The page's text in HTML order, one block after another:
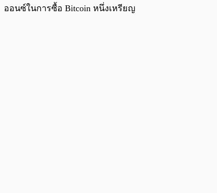
ออนซ์ในการซื้อ Bitcoin หนึ่งเหรียญ